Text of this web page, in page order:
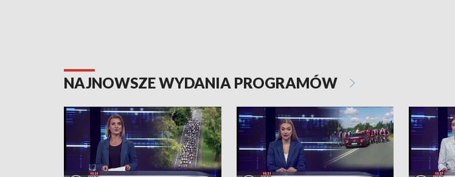
NAJNOWSZE WYDANIA PROGRAMÓW